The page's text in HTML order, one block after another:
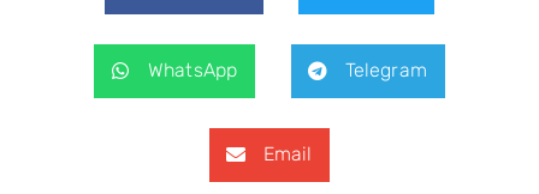
WhatsApp Telegram
Email